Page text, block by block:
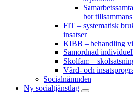
bor tillsammans
FIT – systematisk
insatser
KIBB – behandling
Samordnad
Skolfam –
Vård- och
Socialnämnden
Ny socialtjänstlag